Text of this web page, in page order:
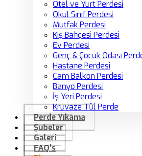
Otel ve Yurt Perdesi
Okul Sınıf Perdesi
Mutfak Perdesi
Kış Bahçesi Perdesi
Ev Perdesi
Genç & Çocuk Odası
Hastane Perdesi
Cam Balkon Perdesi
Banyo Perdesi
İş Yeri Perdesi
Kruvaze Tül Perde
Perde Yıkama
Şubeler
Galeri
FAQ’s